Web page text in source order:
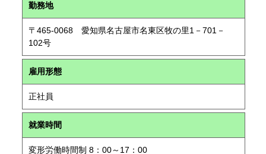
勤務地
〒465-0068 愛知県名古屋市名東区牧の里1－701－
102号
雇用形態
正社員
就業時間
変形労働時間制 8：00～17：00